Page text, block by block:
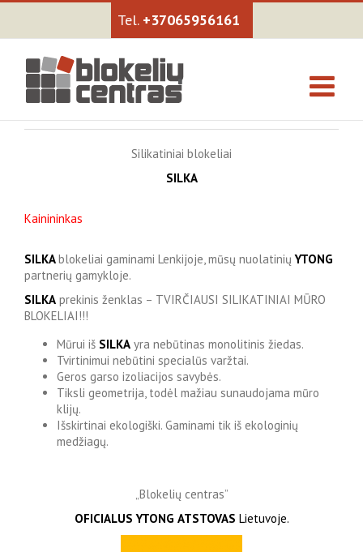
+37065956161
Silikatiniai blokeliai
SILKA
Kainininkas
SILKAblokeliai gaminami Lenkijoje, mūsų nuolatinių YTONG
partnerių gamykloje.
SILKA prekinis ženklas – TVIRČIAUSI SILIKATINIAI MŪRO
BLOKELIAI!!!
Mūrui iš SILKA yra nebūtinas monolitinis žiedas.
Tvirtinimui nebūtini specialūs varžtai.
Geros garso izoliacijos savybės.
Tiksli geometrija, todėl mažiau sunaudojama mūro
klijų.
Išskirtinai ekologiški. Gaminami tik iš ekologinių
medžiagų.
„Blokelių centras”
OFICIALUSYTONG ATSTOVAS Lietuvoje.